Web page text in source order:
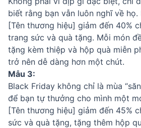
biết rằng bạn vẫn luôn nghĩ về họ.
[Tên thương hiệu] giảm đến 40%
trang sức và quà tặng. Mỗi món
tặng kèm thiệp và hộp quà miễn
trở nên dễ dàng hơn một chút.
Mẫu 3:
Black Friday không chỉ là mùa
để bạn tự thưởng cho mình một
[Tên thương hiệu] giảm đến 45%
sức và quà tặng, tặng thêm hộp